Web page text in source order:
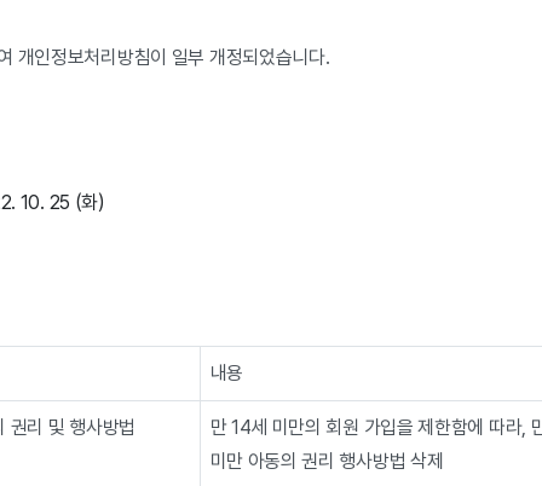
개인정보처리방침이 일부 개정되었습니다.
10. 25 (화)
내용
권리 및 행사방법
만 14세 미만의 회원 가입을 제한함에 따라,
미만 아동의 권리 행사방법 삭제